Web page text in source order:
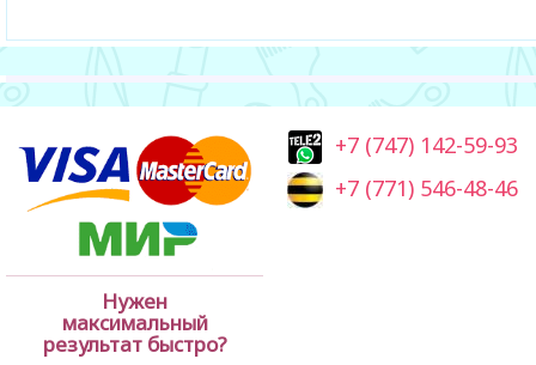
Нужен
максимальный
результат быстро?
+7 (747) 142-59-93
+7 (771) 546-48-46